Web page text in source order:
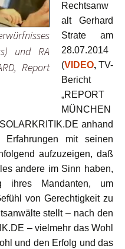
und RA
Report
Rechtsanw
alt Gerhard
Strate am
28.07.2014
(VIDEO, TV-
Bericht
„REPORT
MÜNCHEN
anhand
Erfahrungen mit seinen
aufzuzeigen, daß
andere im Sinn haben,
ihres Mandanten, um
von Gerechtigkeit zu
stellt – nach den
– vielmehr das Wohl
und den Erfolg und das